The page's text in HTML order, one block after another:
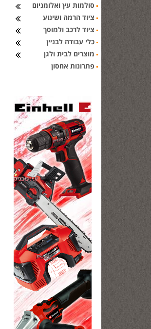
סולמות עץ ואלומניום
ציוד הרמה ושינוע
ציוד לרכב ולמוסך
כלי עבודה לבניין
מוצרים לבית ולגן
פתרונות אחסון